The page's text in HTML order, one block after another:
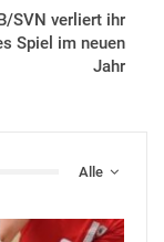
SVN verliert ihr
Spiel im neuen
Jahr
Alle